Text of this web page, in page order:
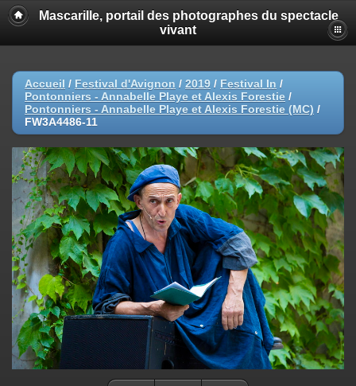
Mascarille, portail des photographes du spectacle
vivant
Accueil / Festival d'Avignon / 2019 / Festival In /
Pontonniers - Annabelle Playe et Alexis Forestie /
Pontonniers - Annabelle Playe et Alexis Forestie (MC) /
FW3A4486-11